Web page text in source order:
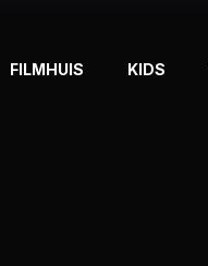
FILMHUIS KIDS